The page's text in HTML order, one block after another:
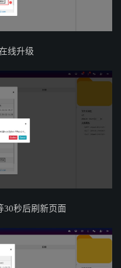
线升级
30秒后刷新页面